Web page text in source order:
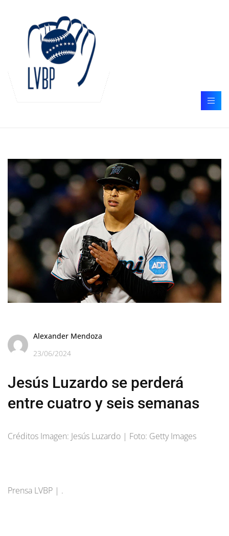
Alexander Mendoza
23/06/2024
Jesús Luzardo se perderá
entre cuatro y seis semanas
Créditos Imagen: Jesús Luzardo | Foto: Getty Images
Prensa LVBP | .